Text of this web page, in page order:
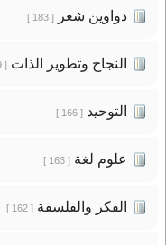
دواوين شعر[ 183 ]
النجاح وتطوير الذات[ 169 ]
التوحيد[ 166 ]
علوم لغة[ 163 ]
الفكر والفلسفة[ 162 ]